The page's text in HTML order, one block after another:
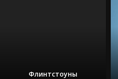
Флинтстоуны